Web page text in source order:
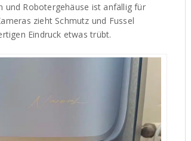
und Robotergehäuse ist anfällig für
zieht Schmutz und Fussel
Eindruck etwas trübt.